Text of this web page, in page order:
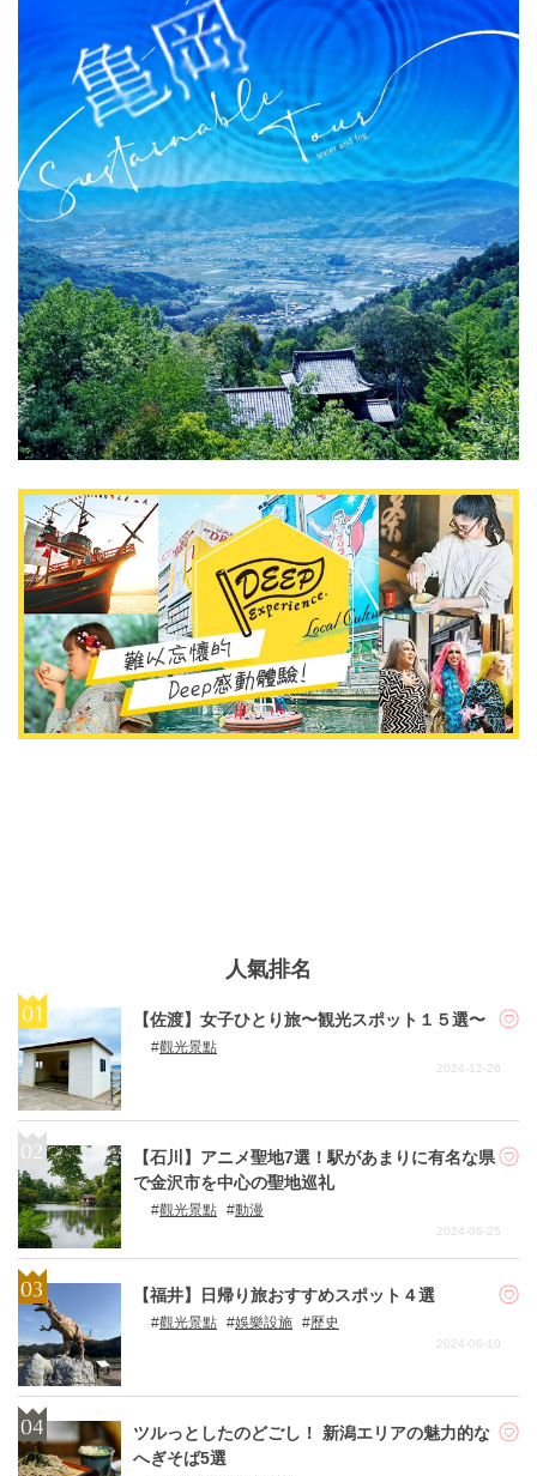
人氣排名
【佐渡】女子ひとり旅〜観光スポット１５選〜
觀光景點
2024-12-26
【石川】アニメ聖地7選！駅があまりに有名な県
で金沢市を中心の聖地巡礼
觀光景點 動漫
2024-06-25
【福井】日帰り旅おすすめスポット４選
觀光景點 娛樂設施 歷史
2024-06-10
ツルっとしたのどごし！ 新潟エリアの魅力的な
へぎそば5選